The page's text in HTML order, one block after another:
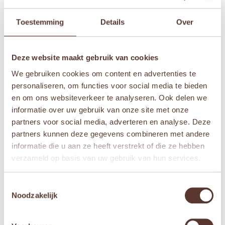
Toestemming Details Over
Deze website maakt gebruik van cookies
We gebruiken cookies om content en advertenties te
personaliseren, om functies voor social media te bieden
en om ons websiteverkeer te analyseren. Ook delen we
informatie over uw gebruik van onze site met onze
partners voor social media, adverteren en analyse. Deze
partners kunnen deze gegevens combineren met andere
informatie die u aan ze heeft verstrekt of die ze hebben
verzameld op basis van uw gebruik van hun services.
Noodzakelijk
Je waardering
Naam*
E-mail*
browser voor de volgende keer wanneer ik een